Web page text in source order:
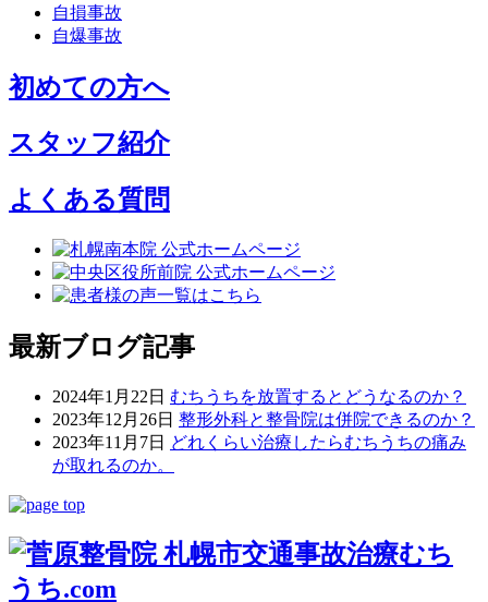
自損事故
自爆事故
初めての方へ
スタッフ紹介
よくある質問
最新ブログ記事
2024年1月22日 むちうちを放置するとどうなるのか？
2023年12月26日 整形外科と整骨院は併院できるのか？
2023年11月7日 どれくらい治療したらむちうちの痛み
が取れるのか。